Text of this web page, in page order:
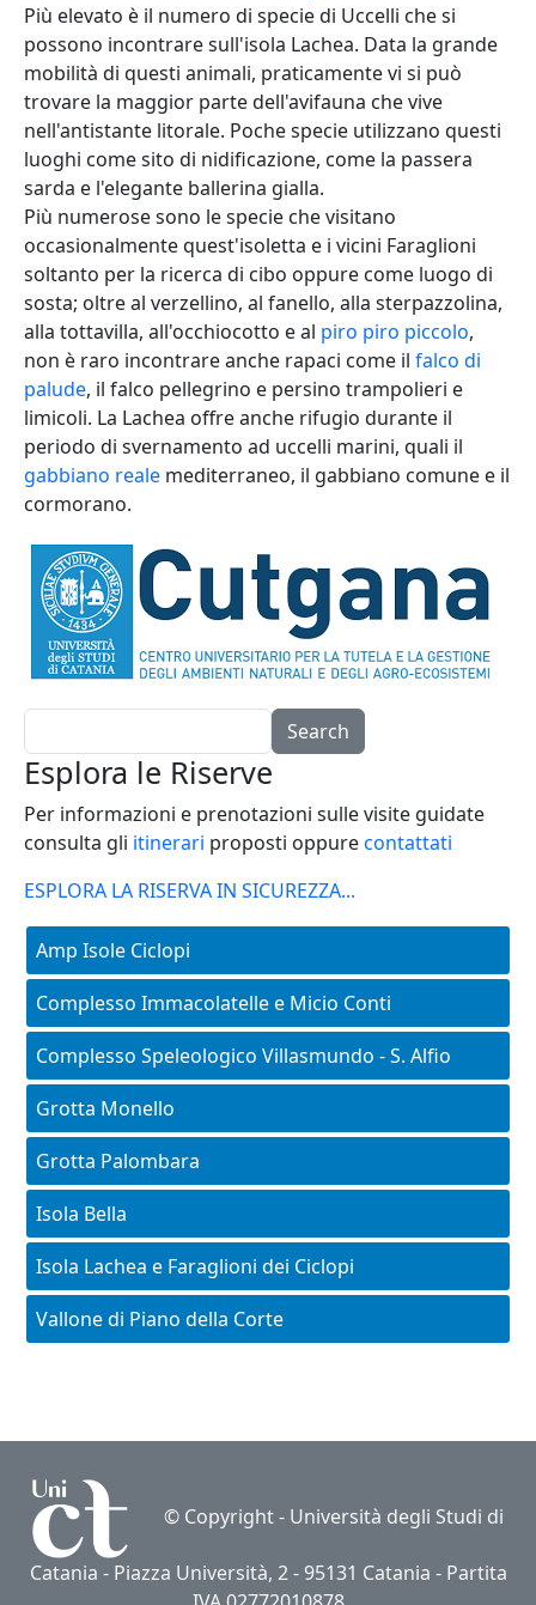
Esplora le Riserve
Per informazioni e prenotazioni sulle visite guidate
consulta gli itinerari proposti oppurecontattati
ESPLORA LA RISERVA IN SICUREZZA...
Main menu - aree-protette
Amp Isole Ciclopi
Complesso Immacolatelle e Micio Conti
Complesso Speleologico Villasmundo - S. Alfio
Grotta Monello
Grotta Palombara
Isola Bella
Isola Lachea e Faraglioni dei Ciclopi
Vallone di Piano della Corte
Più elevato è il numero di specie di Uccelli che si
possono incontrare sull'isola Lachea. Data la grande
mobilità di questi animali, praticamente vi si può
trovare la maggior parte dell'avifauna che vive
nell'antistante litorale. Poche specie utilizzano questi
luoghi come sito di nidificazione, come la passera
sarda e l'elegante ballerina gialla.
Più numerose sono le specie che visitano
occasionalmente quest'isoletta e i vicini Faraglioni
soltanto per la ricerca di cibo oppure come luogo di
sosta; oltre al verzellino, al fanello, alla sterpazzolina,
alla tottavilla, all'occhiocotto e al piro piro piccolo,
non è raro incontrare anche rapaci come il falco di
palude, il falco pellegrino e persino trampolieri e
limicoli. La Lachea offre anche rifugio durante il
periodo di svernamento ad uccelli marini, quali il
gabbiano reale mediterraneo, il gabbiano comune e il
cormorano.
© Copyright - Università degli Studi di
Catania - Piazza Università, 2 - 95131 Catania - Partita